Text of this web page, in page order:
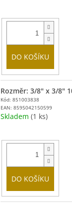
DO KOŠÍKU
Kód: 851003838
EAN: 8595042150599
Rozměr: 3/8" x 3/8"
Skladem (1 ks)
DO KOŠÍKU